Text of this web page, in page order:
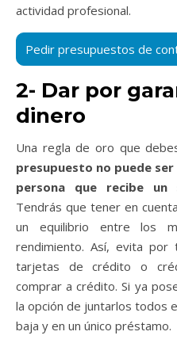
actividad profesional.
2- Dar por
dinero
Una regla de oro que
presupuesto no puede
persona que recibe un
Tendrás que tener en
un equilibrio entre los
rendimiento. Así, evita
tarjetas de crédito o
comprar a crédito. Si ya
la opción de juntarlos todos
baja y en un único préstamo.